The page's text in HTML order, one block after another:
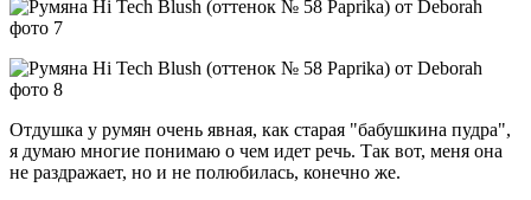
Отдушка у румян очень явная, как старая "бабушкина пудра",
я думаю многие понимаю о чем идет речь. Так вот, меня она
не раздражает, но и не полюбилась, конечно же.